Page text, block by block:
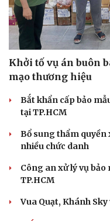
Khởi tố vụ án buôn
mạo thương hiệu
Bắt khẩn cấp bảo
tại TP.HCM
Bổ sung thẩm quyền
nhiều chức danh
Công an xử lý vụ
TP.HCM
Vua Quạt, Khánh